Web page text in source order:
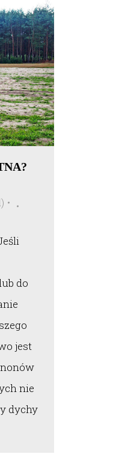
do
jest
nie
dychy